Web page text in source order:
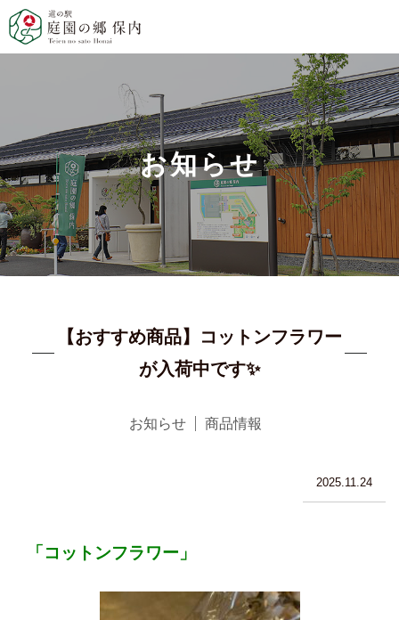
お知らせ
【おすすめ商品】コットンフラワー
が入荷中です✨
お知らせ 商品情報
2025.11.24
「コットンフラワー」